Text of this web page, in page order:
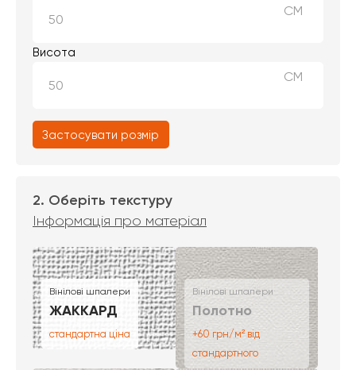
СМ
Висота
СМ
Застосувати розмір
2. Оберіть текстуру
Інформація про матеріал
Вінілові шпалери
ЖАККАРД
стандартна ціна
Вінілові шпалери
Полотно
+60 грн/м² від
стандартного